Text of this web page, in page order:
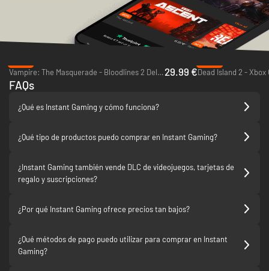
Ofertas del día
Vampire: The Masquerade - Bloodlines 2 Deluxe Edition - PC (Steam) 29.99 €Dead Island 2 - Xbox
FAQs
¿Qué es Instant Gaming y cómo funciona?
¿Qué tipo de productos puedo comprar en Instant Gaming?
¿Instant Gaming también vende DLC de videojuegos, tarjetas de
regalo y suscripciones?
¿Por qué Instant Gaming ofrece precios tan bajos?
¿Qué métodos de pago puedo utilizar para comprar en Instant
Gaming?